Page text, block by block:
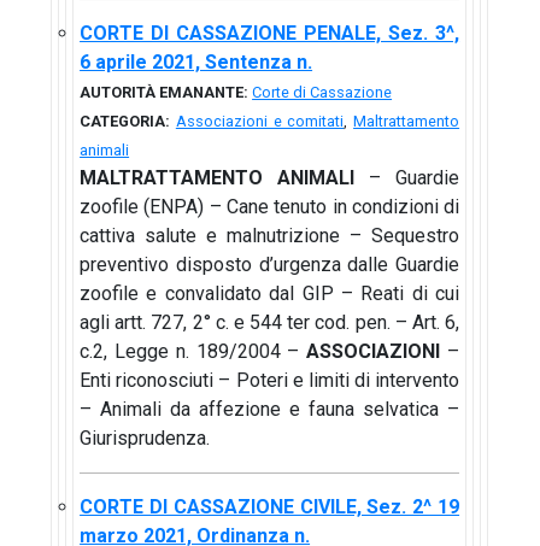
CORTE DI CASSAZIONE PENALE, Sez. 3^,
6 aprile 2021, Sentenza n.
AUTORITÀ EMANANTE: Corte di Cassazione
CATEGORIA: Associazioni e comitati,Maltrattamento
animali
MALTRATTAMENTO ANIMALI
– Guardie
zoofile (ENPA) – Cane tenuto in condizioni di
cattiva salute e malnutrizione – Sequestro
preventivo disposto d’urgenza dalle Guardie
zoofile e convalidato dal GIP – Reati di cui
agli artt. 727, 2° c. e 544 ter cod. pen. – Art. 6,
c.2, Legge n. 189/2004 –ASSOCIAZIONI –
Enti riconosciuti – Poteri e limiti di intervento
– Animali da affezione e fauna selvatica –
Giurisprudenza.
CORTE DI CASSAZIONE CIVILE, Sez. 2^ 19
marzo 2021, Ordinanza n.